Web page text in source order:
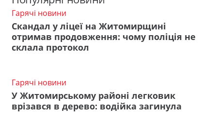
Гарячі новини
Скандал у ліцеї на Житомирщині
отримав продовження: чому поліція не
склала протокол
Гарячі новини
У Житомирському районі легковик
врізався в дерево: водійка загинула